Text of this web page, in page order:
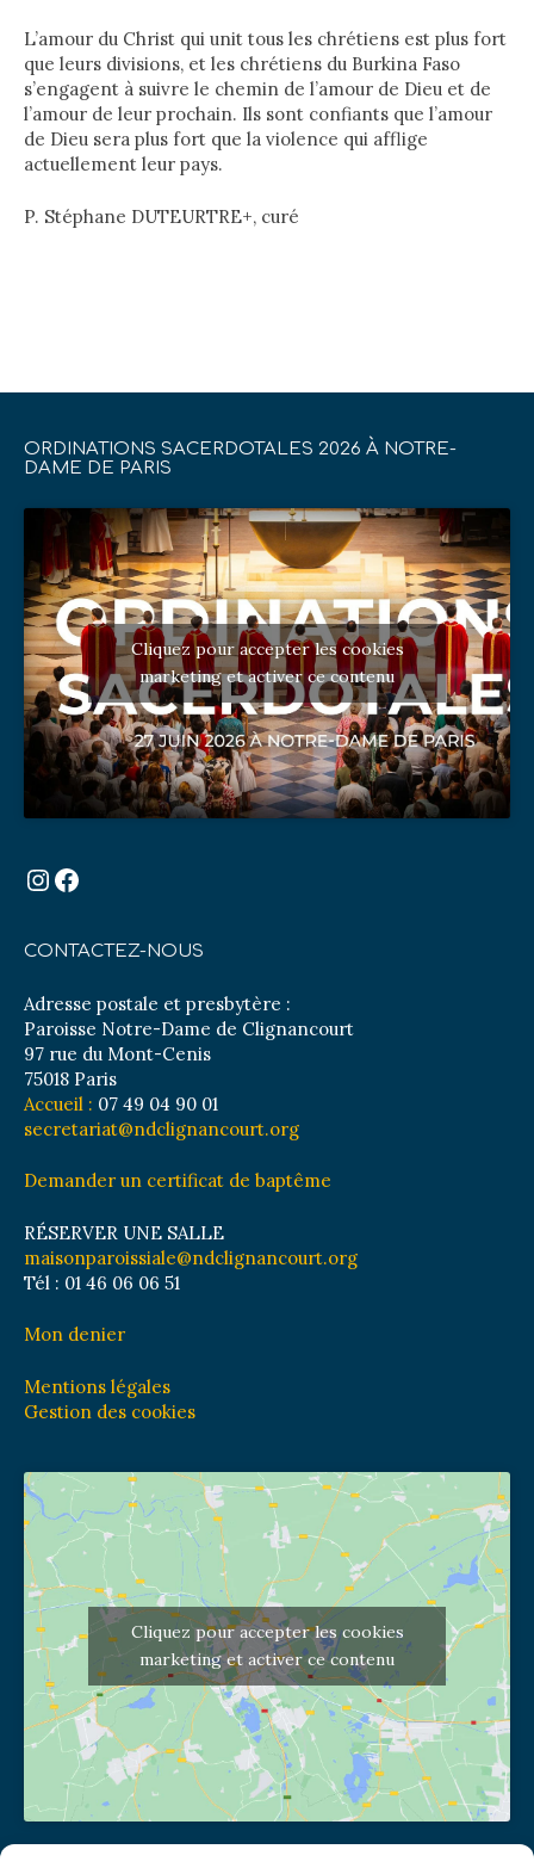
L’amour du Christ qui unit tous les chrétiens est plus fort
que leurs divisions, et les chrétiens du Burkina Faso
s’engagent à suivre le chemin de l’amour de Dieu et de
l’amour de leur prochain. Ils sont confiants que l’amour
de Dieu sera plus fort que la violence qui afflige
actuellement leur pays.
P. Stéphane DUTEURTRE+, curé
ORDINATIONS SACERDOTALES 2026 À NOTRE-
DAME DE PARIS
Cliquez pour accepter les cookies
marketing et activer ce contenu
Instagram
Facebook
CONTACTEZ-NOUS
Adresse postale et presbytère :
Paroisse Notre-Dame de Clignancourt
97 rue du Mont-Cenis
75018 Paris
Accueil : 07 49 04 90 01
secretariat@ndclignancourt.org
Demander un certificat de baptême
RÉSERVER UNE SALLE
maisonparoissiale@ndclignancourt.org
Tél : 01 46 06 06 51
Mon denier
Mentions légales
Gestion des cookies
Cliquez pour accepter les cookies
marketing et activer ce contenu